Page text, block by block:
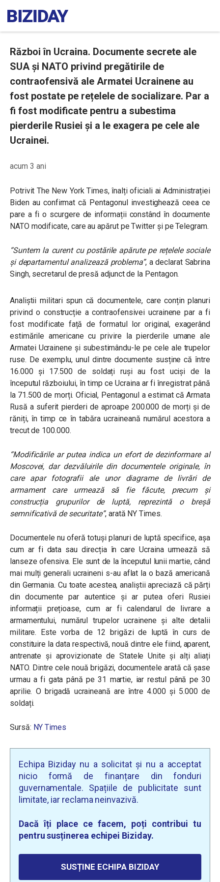
Război în Ucraina. Documente secrete ale
SUA și NATO privind pregătirile de
contraofensivă ale Armatei Ucrainene au
fost postate pe rețelele de socializare. Par a
fi fost modificate pentru a subestima
pierderile Rusiei și a le exagera pe cele ale
Ucrainei.
acum 3 ani
Potrivit The New York Times, înalți oficiali ai Administrației
Biden au confirmat că Pentagonul investighează ceea ce
pare a fi o scurgere de informații constând în documente
NATO modificate, care au apărut pe Twitter și pe Telegram.
“Suntem la curent cu postările apărute pe rețelele sociale
și departamentul analizează problema”, a declarat Sabrina
Singh, secretarul de presă adjunct de la Pentagon.
Analiștii militari spun că documentele, care conțin planuri
privind o construcție a contraofensivei ucrainene par a fi
fost modificate față de formatul lor original, exagerând
estimările americane cu privire la pierderile umane ale
Armatei Ucrainene și subestimându-le pe cele ale trupelor
ruse. De exemplu, unul dintre documente susține că între
16.000 și 17.500 de soldați ruși au fost uciși de la
începutul războiului, în timp ce Ucraina ar fi înregistrat până
la 71.500 de morți. Oficial, Pentagonul a estimat că Armata
Rusă a suferit pierderi de aproape 200.000 de morți și de
răniți, în timp ce în tabăra ucraineană numărul acestora a
trecut de 100.000.
“Modificările ar putea indica un efort de dezinformare al
Moscovei, dar dezvăluirile din documentele originale, în
care apar fotografii ale unor diagrame de livrări de
armament care urmează să fie făcute, precum și
construcția grupurilor de luptă, reprezintă o breșă
semnificativă de securitate”, arată NY Times.
Documentele nu oferă totuși planuri de luptă specifice, așa
cum ar fi data sau direcția în care Ucraina urmează să
lanseze ofensiva. Ele sunt de la începutul lunii martie, când
mai mulți generali ucraineni s-au aflat la o bază americană
din Germania. Cu toate acestea, analiștii apreciază că părți
din documente par autentice și ar putea oferi Rusiei
informații prețioase, cum ar fi calendarul de livrare a
armamentului, numărul trupelor ucrainene și alte detalii
militare. Este vorba de 12 brigăzi de luptă în curs de
constituire la data respectivă, nouă dintre ele fiind, aparent,
antrenate și aprovizionate de Statele Unite și alți aliați
NATO. Dintre cele nouă brigăzi, documentele arată că șase
urmau a fi gata până pe 31 martie, iar restul până pe 30
aprilie. O brigadă ucraineană are între 4.000 și 5.000 de
soldați.
Sursă: NY Times
Echipa Biziday nu a solicitat și nu a acceptat
nicio formă de finanțare din fonduri
guvernamentale. Spațiile de publicitate sunt
limitate, iar reclama neinvazivă.
Dacă îți place ce facem, poți contribui tu
pentru susținerea echipei Biziday.
SUSȚINE ECHIPA BIZIDAY